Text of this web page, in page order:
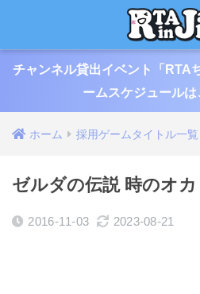
チャンネル貸出イベント「RTA
ームスケジュールは
ホーム 採用ゲームタイトル一覧
ゼルダの伝説 時のオ
2016-11-03 2023-08-21